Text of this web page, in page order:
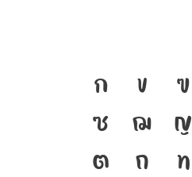
ก ข ฃ
ซ
ฌ ญ
ต
ถ ท